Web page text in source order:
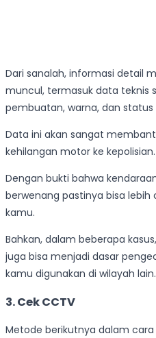
Dari sanalah, informasi detail
muncul, termasuk data teknis
pembuatan, warna, dan status
Data ini akan sangat
kehilangan motor ke kepolisian.
Dengan bukti bahwa
berwenang pastinya bisa
kamu.
Bahkan, dalam beberapa
juga bisa menjadi dasar
kamu digunakan di wilayah lain.
3. Cek CCTV
Metode berikutnya dalam